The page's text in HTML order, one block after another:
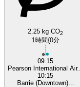
2.25 kg CO2
1時間{0分
09:15
Pearson International Air...
10:15
Barrie (Downtown)...